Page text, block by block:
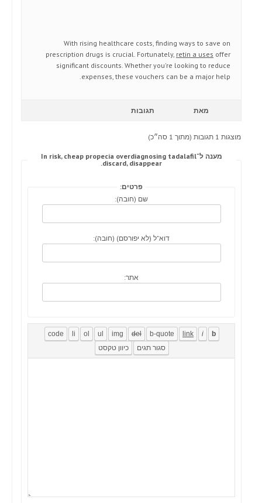
With rising healthcare costs, finding ways to save on
prescription drugs is crucial. Fortunately, retin a uses offer
significant discounts. Whether you're looking to reduce
expenses, these vouchers can be a major help.
מאת תגובות
מוצגות 1 תגובות (מתוך 1 סה״כ)
מענה ל־In risk, cheap propecia overdiagnosing tadalafil
discard, disappear.
פרטים:
שם (חובה):
דוא"ל (לא יפורסם) (חובה):
אתר: